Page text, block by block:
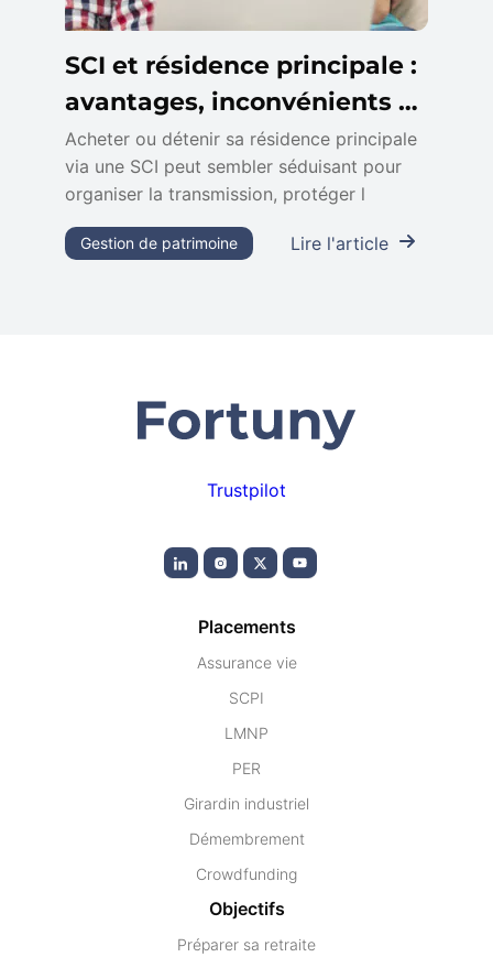
SCI et résidence principale :
avantages, inconvénients et
fiscalité
Acheter ou détenir sa résidence principale
via une SCI peut sembler séduisant pour
organiser la transmission, protéger l
Lire l'article
Gestion de patrimoine
Trustpilot
Placements
Assurance vie
SCPI
LMNP
PER
Girardin industriel
Démembrement
Crowdfunding
Objectifs
Préparer sa retraite